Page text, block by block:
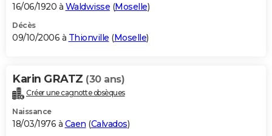
16/06/1920 à Waldwisse (Moselle)
Décès
09/10/2006 à Thionville (Moselle)
Karin GRATZ (30 ans)
Créer une cagnotte obsèques
Naissance
18/03/1976 à Caen (Calvados)